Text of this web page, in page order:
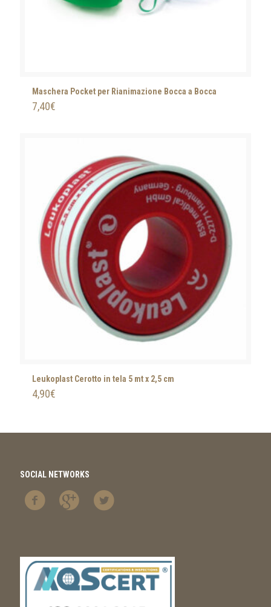
Maschera Pocket per Rianimazione Bocca a Bocca
7,40€
Leukoplast Cerotto in tela 5 mt x 2,5 cm
4,90€
SOCIAL NETWORKS